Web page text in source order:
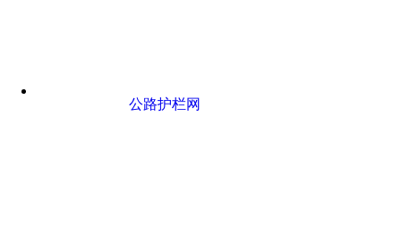
公路护栏网